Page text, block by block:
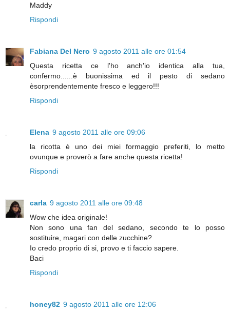
Maddy
Rispondi
Fabiana Del Nero 9 agosto 2011 alle ore 01:54
Questa ricetta ce l'ho anch'io identica alla tua,
confermo......è buonissima ed il pesto di sedano
èsorprendentemente fresco e leggero!!!
Rispondi
Elena 9 agosto 2011 alle ore 09:06
la ricotta è uno dei miei formaggio preferiti, lo metto
ovunque e proverò a fare anche questa ricetta!
Rispondi
carla 9 agosto 2011 alle ore 09:48
Wow che idea originale!
Non sono una fan del sedano, secondo te lo posso
sostituire, magari con delle zucchine?
Io credo proprio di si, provo e ti faccio sapere.
Baci
Rispondi
honey82 9 agosto 2011 alle ore 12:06